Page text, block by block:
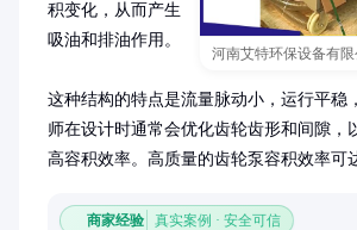
河南艾特环保设备有限
积变化，从而产生
吸油和排油作用。
这种结构的特点是流量脉动小，运行平稳
师在设计时通常会优化齿轮齿形和间隙，
高容积效率。高质量的齿轮泵容积效率可
商家经验 真实案例 · 安全可信